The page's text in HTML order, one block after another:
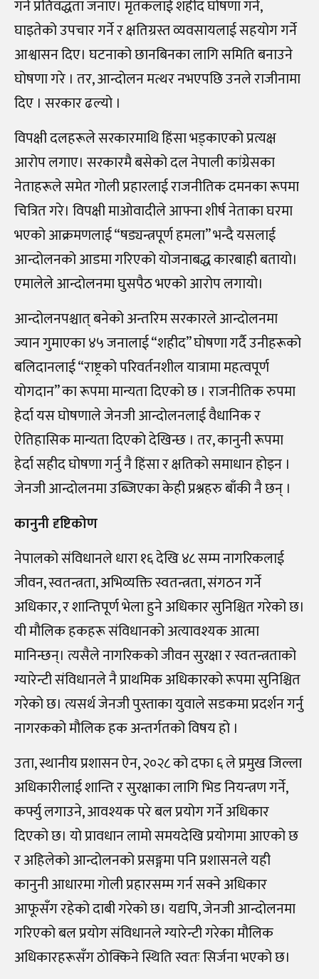
गर्ने प्रतिवद्धता जनाए। मृतकलाई शहीद घोषणा गर्ने,
घाइतेको उपचार गर्ने र क्षतिग्रस्त व्यवसायलाई सहयोग गर्ने
आश्वासन दिए। घटनाको छानबिनका लागि समिति बनाउने
घोषणा गरे । तर, आन्दोलन मत्थर नभएपछि उनले राजीनामा
दिए । सरकार ढल्यो ।
विपक्षी दलहरूले सरकारमाथि हिंसा भड्काएको प्रत्यक्ष
आरोप लगाए। सरकारमै बसेको दल नेपाली कांग्रेसका
नेताहरूले समेत गोली प्रहारलाई राजनीतिक दमनका रूपमा
चित्रित गरे। विपक्षी माओवादीले आफ्ना शीर्ष नेताका घरमा
भएको आक्रमणलाई “षड्यन्त्रपूर्ण हमला” भन्दै यसलाई
आन्दोलनको आडमा गरिएको योजनाबद्ध कारबाही बतायो।
एमालेले आन्दोलनमा घुसपैठ भएको आरोप लगायो।
आन्दोलनपश्चात् बनेको अन्तरिम सरकारले आन्दोलनमा
ज्यान गुमाएका ४५ जनालाई “शहीद” घोषणा गर्दै उनीहरूको
बलिदानलाई “राष्ट्रको परिवर्तनशील यात्रामा महत्वपूर्ण
योगदान” का रूपमा मान्यता दिएको छ । राजनीतिक रुपमा
हेर्दा यस घोषणाले जेनजी आन्दोलनलाई वैधानिक र
ऐतिहासिक मान्यता दिएको देखिन्छ । तर, कानुनी रूपमा
हेर्दा सहीद घोषणा गर्नु नै हिंसा र क्षतिको समाधान होइन ।
जेनजी आन्दोलनमा उब्जिएका केही प्रश्नहरु बाँकी नै छन् ।
कानुनी दृष्टिकोण
नेपालको संविधानले धारा १६ देखि ४८ सम्म नागरिकलाई
जीवन, स्वतन्त्रता, अभिव्यक्ति स्वतन्त्रता, संगठन गर्ने
अधिकार, र शान्तिपूर्ण भेला हुने अधिकार सुनिश्चित गरेको छ।
यी मौलिक हकहरू संविधानको अत्यावश्यक आत्मा
मानिन्छन्। त्यसैले नागरिकको जीवन सुरक्षा र स्वतन्त्रताको
ग्यारेन्टी संविधानले नै प्राथमिक अधिकारको रूपमा सुनिश्चित
गरेको छ। त्यसर्थ जेनजी पुस्ताका युवाले सडकमा प्रदर्शन गर्नु
नागरकको मौलिक हक अन्तर्गतको विषय हो ।
उता, स्थानीय प्रशासन ऐन, २०२८ को दफा ६ ले प्रमुख जिल्ला
अधिकारीलाई शान्ति र सुरक्षाका लागि भिड नियन्त्रण गर्ने,
कर्फ्यु लगाउने, आवश्यक परे बल प्रयोग गर्ने अधिकार
दिएको छ। यो प्रावधान लामो समयदेखि प्रयोगमा आएको छ
र अहिलेको आन्दोलनको प्रसङ्गमा पनि प्रशासनले यही
कानुनी आधारमा गोली प्रहारसम्म गर्न सक्ने अधिकार
आफूसँग रहेको दाबी गरेको छ। यद्यपि, जेनजी आन्दोलनमा
गरिएको बल प्रयोग संविधानले ग्यारेन्टी गरेका मौलिक
अधिकारहरूसँग ठोक्किने स्थिति स्वतः सिर्जना भएको छ।